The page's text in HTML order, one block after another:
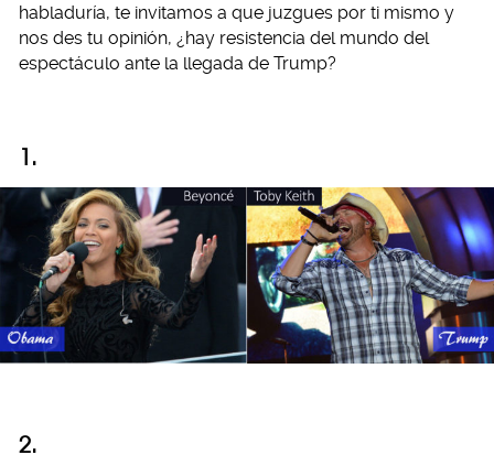
habladuría, te invitamos a que juzgues por ti mismo y
nos des tu opinión, ¿hay resistencia del mundo del
espectáculo ante la llegada de Trump?
1.
2.